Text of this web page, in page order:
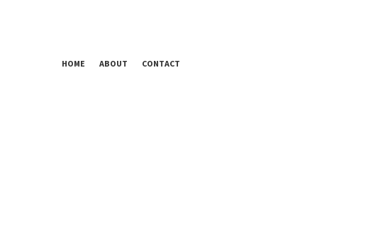
HOME ABOUT CONTACT